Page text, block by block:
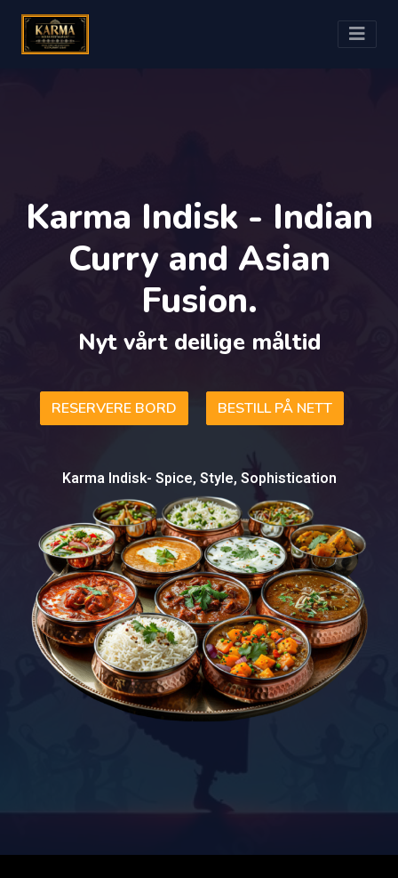
Karma Indisk - Indian
Curry and Asian
Fusion.
Nyt vårt deilige måltid
RESERVERE BORD BESTILL PÅ NETT
Karma Indisk- Spice, Style, Sophistication